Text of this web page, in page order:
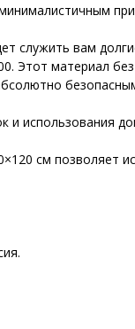
служить вам
Этот материал без
и использования
см позволяет